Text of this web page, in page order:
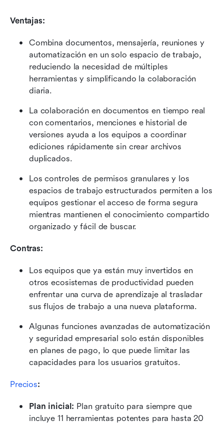
Ventajas:
Combina documentos, mensajería, reuniones y
automatización en un solo espacio de trabajo,
reduciendo la necesidad de múltiples
herramientas y simplificando la colaboración
diaria.
La colaboración en documentos en tiempo real
con comentarios, menciones e historial de
versiones ayuda a los equipos a coordinar
ediciones rápidamente sin crear archivos
duplicados.
Los controles de permisos granulares y los
espacios de trabajo estructurados permiten a los
equipos gestionar el acceso de forma segura
mientras mantienen el conocimiento compartido
organizado y fácil de buscar.
Contras:
Los equipos que ya están muy invertidos en
otros ecosistemas de productividad pueden
enfrentar una curva de aprendizaje al trasladar
sus flujos de trabajo a una nueva plataforma.
Algunas funciones avanzadas de automatización
y seguridad empresarial solo están disponibles
en planes de pago, lo que puede limitar las
capacidades para los usuarios gratuitos.
Precios:
Plan inicial: Plan gratuito para siempre que
incluye 11 herramientas potentes para hasta 20